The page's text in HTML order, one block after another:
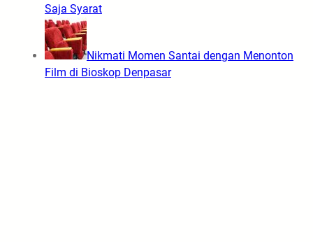
Saja Syarat
Nikmati Momen Santai dengan Menonton
Film di Bioskop Denpasar